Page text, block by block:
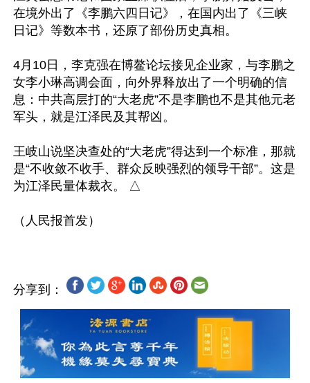
在境外出了《李鹏六四日记》，在国内出了《三峡
日记》等数本书，还原了部份历史真相。
4月10日，李克强在博鳌论坛接见企业家，与李鹏之
女李小琳高调会面，向外界释放出了一个明确的信
息：中共高层打的“大老虎”不是李鹏也不是其他元老
军头，就是江泽民及其帮凶。
王岐山说坚决查处的“大老虎”得达到一个标准，那就
是“不收敛不收手、群众反映强烈的领导干部”。这是
为江泽民量体裁衣。 △
分享到：